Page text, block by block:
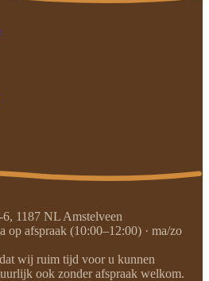
1187 NL Amstelveen
op afspraak (10:00–12:00) · ma/zo
wij ruim tijd voor u kunnen
ook zonder afspraak welkom.